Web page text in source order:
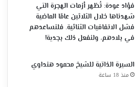
فؤاد عودة: تُظهر أزمات الهجرة التي
شهدناها خلال الثلاثين عامًا الماضية
فشل الاتفاقيات الثنائية. فلنساعدهم
في بلادهم، ولنفعل ذلك بجدية!
السيرة الذاتية للشيخ محمود هنداوي
منذ 18 ساعة